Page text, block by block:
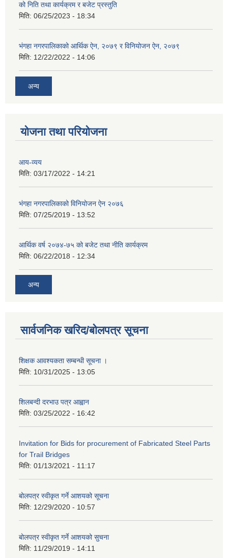
को निति तथा कार्यक्रम र बजेट प्रस्तुति
मिति: 06/25/2023 - 18:34
भंगहा नगरपालिकाको आर्थिक ऐन, २०७९ र विनियोजन ऐन, २०७९
मिति: 12/22/2022 - 14:06
अन्य
योजना तथा परियोजना
आय-व्यय
मिति: 03/17/2022 - 14:21
भंगहा नगरपालिकाको विनियोजन ऐन २०७६
मिति: 07/25/2019 - 13:52
आर्थिक वर्ष २०७४-७५ को बजेट तथा नीति कार्यक्रम
मिति: 06/22/2018 - 12:34
अन्य
सार्वजनिक खरिद/बोलपत्र सूचना
शिक्षक आवश्यकता सम्बन्धी सूचना ।
मिति: 10/31/2025 - 13:05
शिलबन्दी दरभाउ पत्र आह्वान
मिति: 03/25/2022 - 16:42
Invitation for Bids for procurement of Fabricated Steel Parts
for Trail Bridges
मिति: 01/13/2021 - 11:17
बोलपत्र स्वीकृत गर्ने आशयको सूचना
मिति: 12/29/2020 - 10:57
बोलपत्र स्वीकृत गर्ने आशयको सुचना
मिति: 11/29/2019 - 14:11